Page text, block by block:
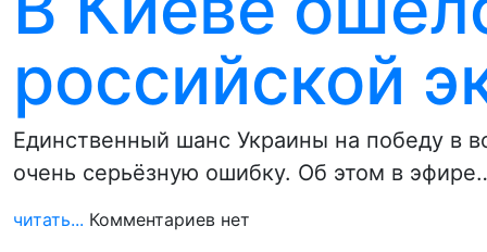
российской
Единственный шанс Украины на победу в
очень серьёзную ошибку. Об этом в
читать... Комментариев нет